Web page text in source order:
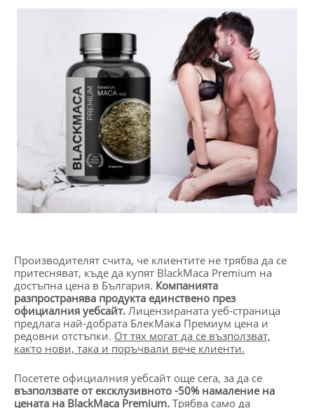
Производителят счита, че клиентите не трябва да се
притесняват, къде да купят BlackMaca Premium на
достъпна цена в България. Компанията
разпространява продукта единствено през
официалния уебсайт. Лицензираната уеб-страница
предлага най-добрата БлекМака Премиум цена и
редовни отстъпки. От тях могат да се възползват,
както нови, така и поръчвали вече клиенти.
Посетете официалния уебсайт още сега, за да се
възползвате от ексклузивното -50% намаление на
цената на BlackMaca Premium. Трябва само да